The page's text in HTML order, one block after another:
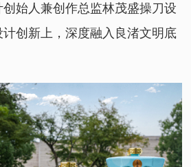
始人兼创作总监林茂盛操刀设
创新上，深度融入良渚文明底